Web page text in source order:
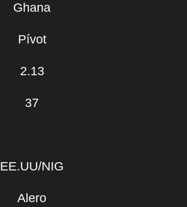
Ghana
Pívot
2.13
37
EE.UU/NIG
Alero